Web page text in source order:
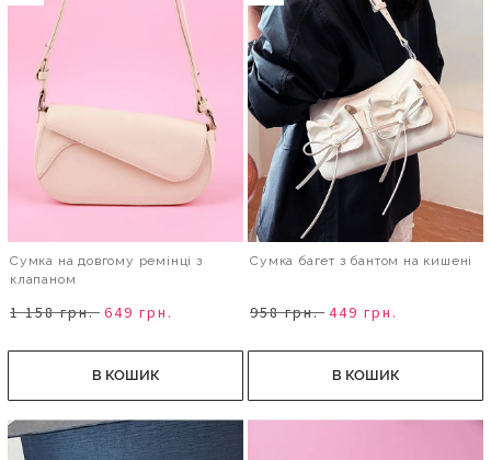
Сумка на довгому ремінці з
клапаном
1 158 грн. 649 грн.
В КОШИК
Сумка багет з бантом на кишені
958 грн. 449 грн.
В КОШИК